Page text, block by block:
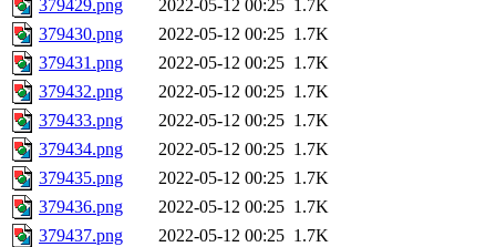
379429.png
2022-05-12 00:25 1.7K
379430.png
2022-05-12 00:25 1.7K
379431.png
2022-05-12 00:25 1.7K
379432.png
2022-05-12 00:25 1.7K
379433.png
2022-05-12 00:25 1.7K
379434.png
2022-05-12 00:25 1.7K
379435.png
2022-05-12 00:25 1.7K
379436.png
2022-05-12 00:25 1.7K
379437.png
2022-05-12 00:25 1.7K